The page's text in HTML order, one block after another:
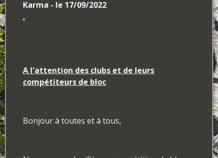
Karma - le 17/09/2022
A l'attention des clubs et de leurs
compétiteurs de bloc
Bonjour à toutes et à tous,